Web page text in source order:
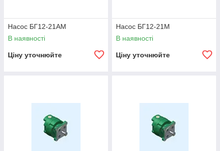
Насос БГ12-21АМ
В наявності
Ціну уточнюйте
Насос БГ12-21М
В наявності
Ціну уточнюйте